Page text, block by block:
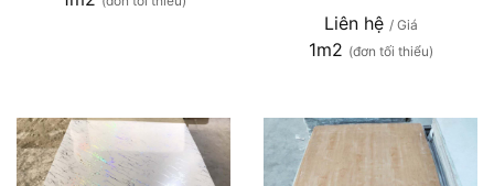
Liên hệ / Giá
1m2 (đơn tối thiểu)